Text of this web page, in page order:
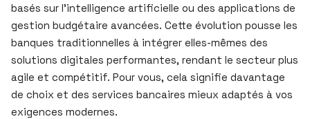
basés sur l’intelligence artificielle ou des applications de
gestion budgétaire avancées. Cette évolution pousse les
banques traditionnelles à intégrer elles-mêmes des
solutions digitales performantes, rendant le secteur plus
agile et compétitif. Pour vous, cela signifie davantage
de choix et des services bancaires mieux adaptés à vos
exigences modernes.